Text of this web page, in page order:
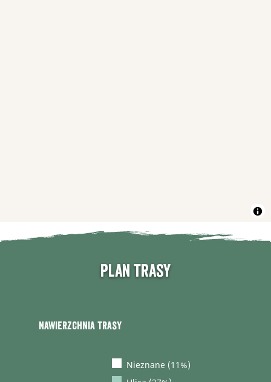
Plan trasy
Nawierzchnia trasy
Nieznane (11%)